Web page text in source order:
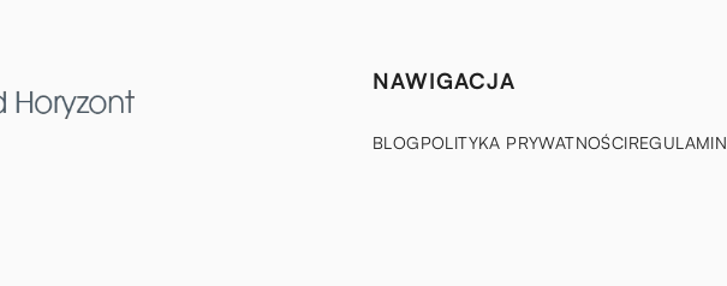
NAWIGACJA
BLOGPOLITYKA PRYWATNOŚCIREGULAMIN